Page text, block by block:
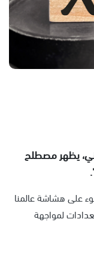
يظهر مصطلح
على هشاشة عالمنا
لمواجهة